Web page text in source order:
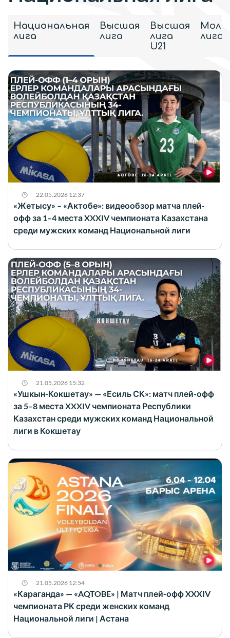
Национальная
лига
Высшая
лига
Высшая
лига
U21
лига
22.05.2026 12:37
«Жетысу» – «Актобе»: видеообзор матча плей-
офф за 1–4 места XXXIV чемпионата Казахстана
среди мужских команд Национальной лиги
21.05.2026 15:32
«Ушкын-Кокшетау» — «Есиль СК»: матч плей-офф
за 5–8 места XXXIV чемпионата Республики
Казахстан среди мужских команд Национальной
лиги в Кокшетау
21.05.2026 12:54
«Караганда» — «AQTOBE» | Матч плей-офф XXXIV
чемпионата РК среди женских команд
Национальной лиги | Астана